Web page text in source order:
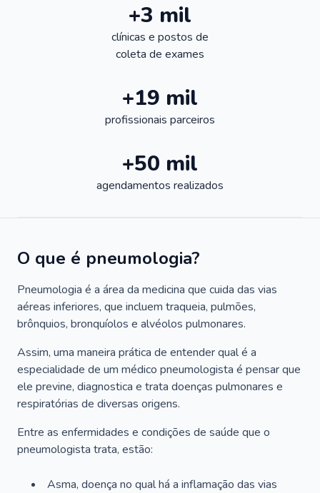
+3 mil
clínicas e postos de
coleta de exames
+19 mil
profissionais parceiros
+50 mil
agendamentos realizados
O que é pneumologia?
Pneumologia é a área da medicina que cuida das vias
aéreas inferiores, que incluem traqueia, pulmões,
brônquios, bronquíolos e alvéolos pulmonares.
Assim, uma maneira prática de entender qual é a
especialidade de um médico pneumologista é pensar que
ele previne, diagnostica e trata doenças pulmonares e
respiratórias de diversas origens.
Entre as enfermidades e condições de saúde que o
pneumologista trata, estão:
Asma, doença no qual há a inflamação das vias